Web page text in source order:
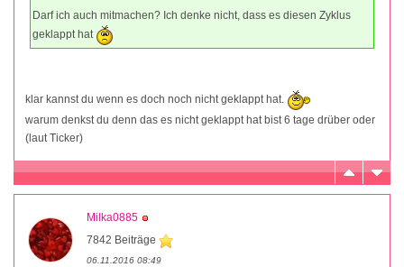
Darf ich auch mitmachen? Ich denke nicht, dass es diesen Zyklus
geklappt hat
klar kannst du wenn es doch noch nicht geklappt hat.
warum denkst du denn das es nicht geklappt hat bist 6 tage drüber oder
(laut Ticker)
Milka0885
7842 Beiträge
06.11.2016 08:49